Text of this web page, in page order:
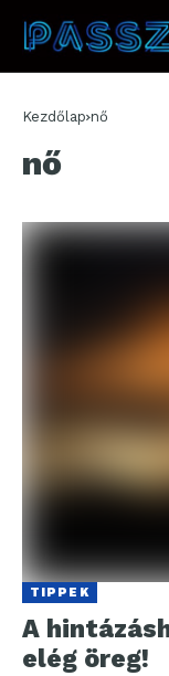
Kezdőlap nő
nő
TIPPEK
A
elég öreg!